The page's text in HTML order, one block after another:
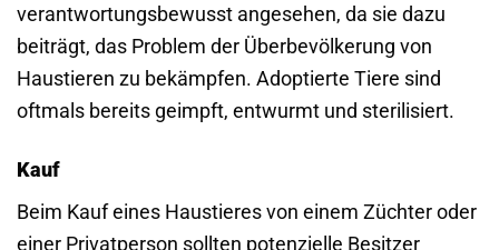
verantwortungsbewusst angesehen, da sie dazu
beiträgt, das Problem der Überbevölkerung von
Haustieren zu bekämpfen. Adoptierte Tiere sind
oftmals bereits geimpft, entwurmt und sterilisiert.
Kauf
Beim Kauf eines Haustieres von einem Züchter oder
einer Privatperson sollten potenzielle Besitzer